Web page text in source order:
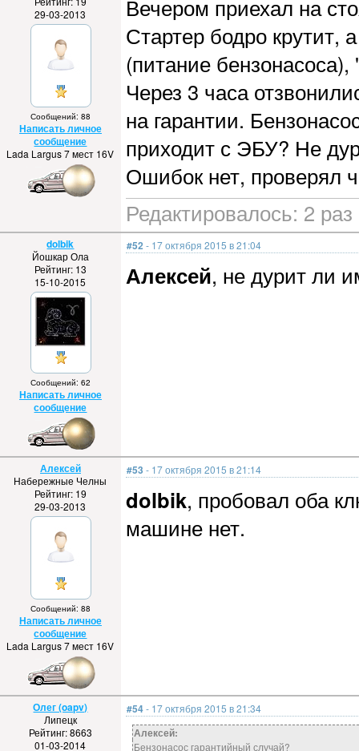
29-03-2013
Сообщений: 88
Написать личное
сообщение
Lada Largus 7 мест 16V
Вечером приехал на
Стартер бодро крутит,
(питание
Через 3 часа
на гарантии.
приходит с ЭБУ? Не
Ошибок нет, проверял
Редактировалось: 2
dolbik
Йошкар Ола
Рейтинг: 13
15-10-2015
Сообщений: 62
Написать личное
сообщение
#52 - 17 октября 2015 в 21:04
Алексей, не дурит ли
Алексей
Набережные Челны
Рейтинг: 19
29-03-2013
Сообщений: 88
Написать личное
сообщение
Lada Largus 7 мест 16V
#53 - 17 октября 2015 в 21:14
dolbik, пробовал оба
машине нет.
Олег (oapv)
Липецк
Рейтинг: 8663
01-03-2014
#54- 17 октября 2015 в 21:34
Алексей:
Бензонасос гарантийный случай?